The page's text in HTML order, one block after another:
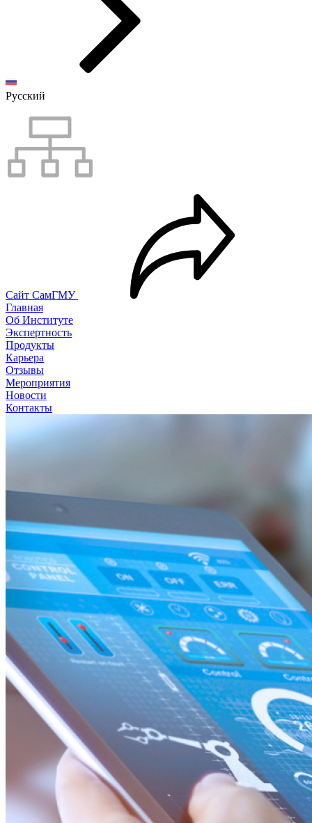
Русский
Сайт СамГМУ
Главная
Об Институте
Экспертность
Продукты
Карьера
Отзывы
Мероприятия
Новости
Контакты